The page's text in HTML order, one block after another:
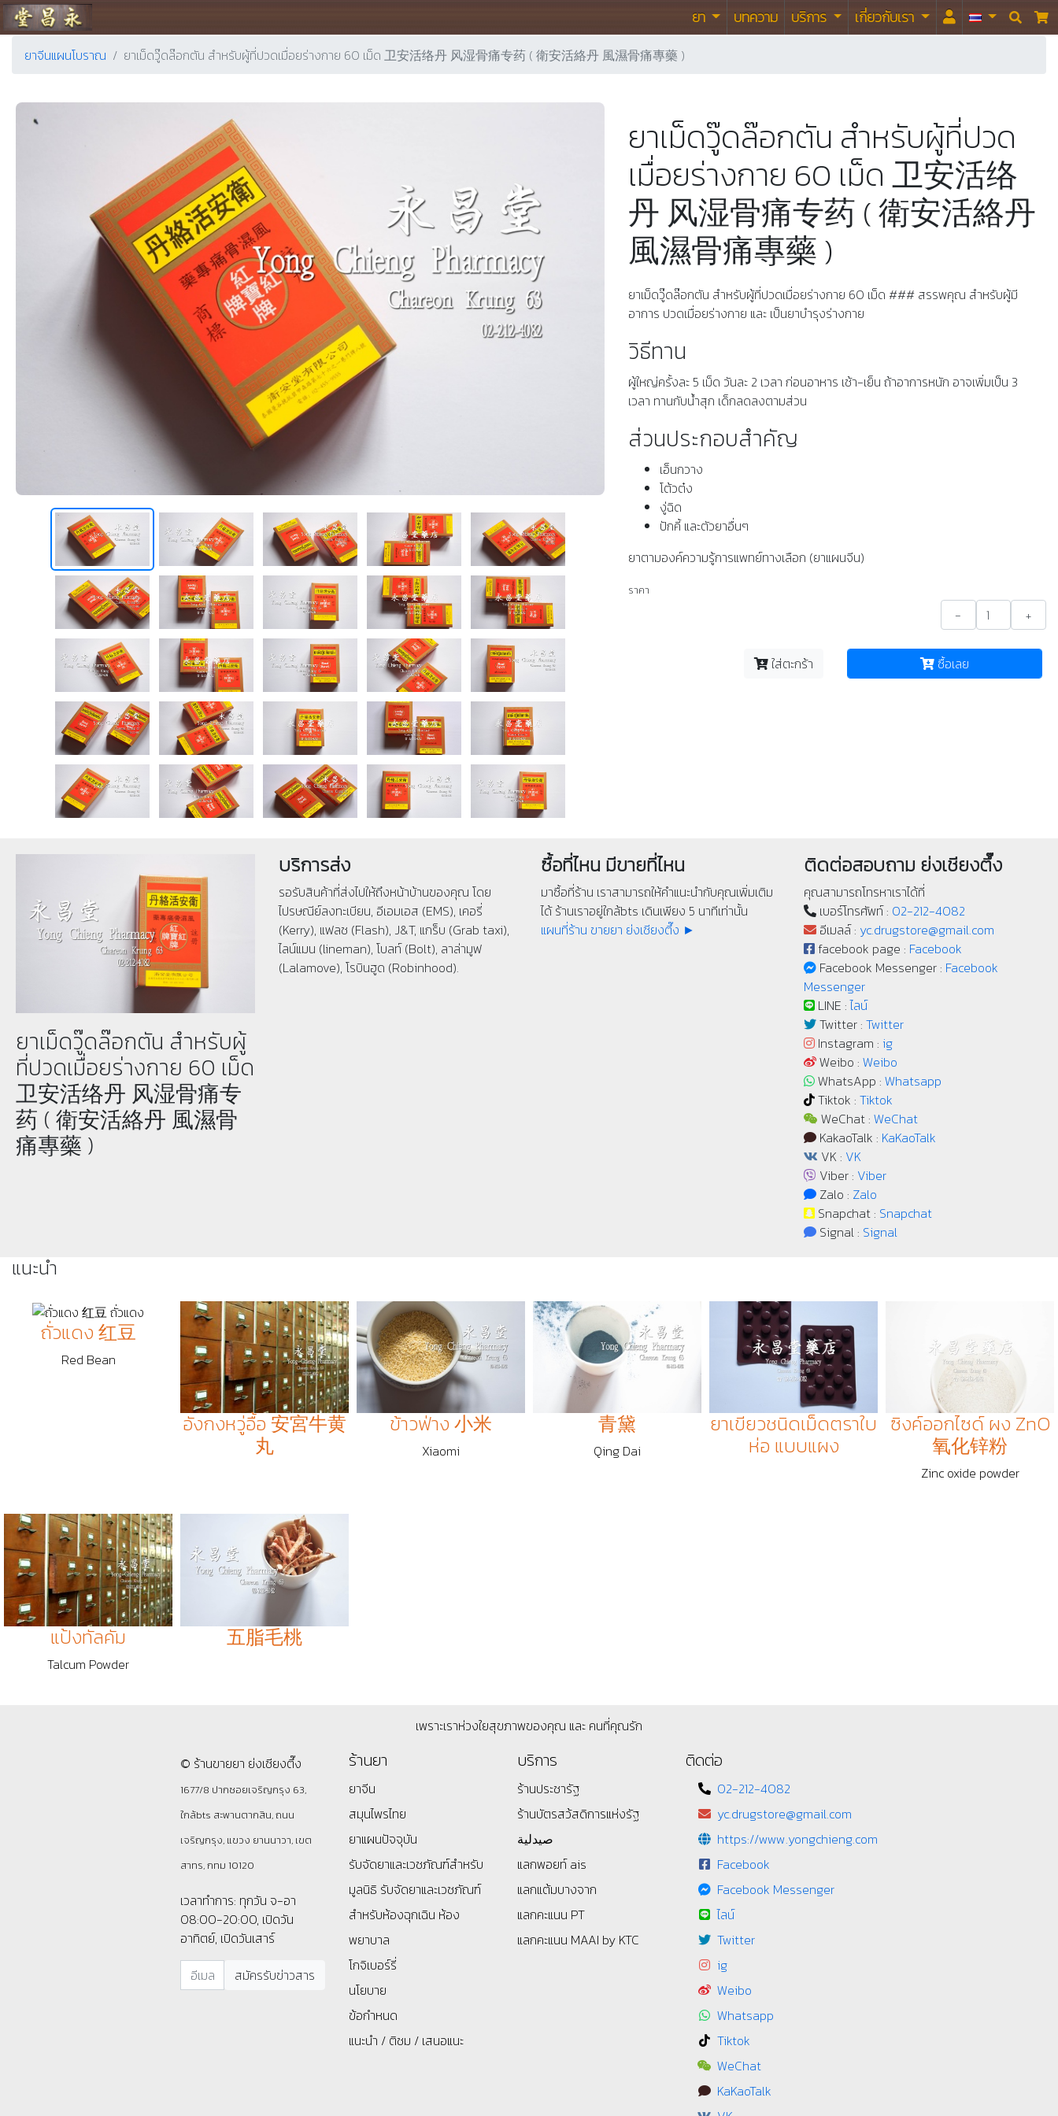
ร้านขายยา ย่งเชียงตึ๊ง ยา บทความ บริการ เกี่ยวกับเรา  
ยาจีนแผนโบราณ ยาเม็ดวู๊ดล๊อกตัน สำหรับผู้ที่ปวดเมื่อยร่างกาย 60 เม็ด 卫安活络丹 风湿骨痛专药 ( 衛安活絡丹 風濕骨痛專藥 )
ยาเม็ดวู๊ดล๊อกตัน สำหรับผู้ที่ปวด
เมื่อยร่างกาย 60 เม็ด 卫安活络
丹 风湿骨痛专药 ( 衛安活絡丹
風濕骨痛專藥 )
ยาเม็ดวู๊ดล๊อกตัน สำหรับผู้ที่ปวดเมื่อยร่างกาย 60 เม็ด ### สรรพคุณ สำหรับผู้มี
อาการ ปวดเมื่อยร่างกาย และ เป็นยาบำรุงร่างกาย
วิธีทาน
ผู้ใหญ่ครั้งละ 5 เม็ด วันละ 2 เวลา ก่อนอาหาร เช้า-เย็น ถ้าอาการหนัก อาจเพิ่มเป็น 3
เวลา ทานกับน้ำสุก เด็กลดลงตามส่วน
ส่วนประกอบสำคัญ
เอ็นกวาง
โต้วต๋ง
งู่ฉิด
ปักคี้ และตัวยาอื่นๆ
ยาตามองค์ความรู้การแพทย์ทางเลือก (ยาแผนจีน)
ราคา
- +
ใส่ตะกร้า ซื้อเลย
ยาเม็ดวู๊ดล๊อกตัน สำหรับผู้
ที่ปวดเมื่อยร่างกาย 60 เม็ด
卫安活络丹 风湿骨痛专
药 ( 衛安活絡丹 風濕骨
痛專藥 )
บริการส่ง
รอรับสินค้าที่ส่งไปให้ถึงหน้าบ้านของคุณ โดย
ไปรษณีย์ลงทะเบียน, อีเอมเอส (EMS), เคอรี่
(Kerry), แฟลช (Flash), J&T, แกร็บ (Grab taxi),
ไลน์แมน (lineman), โบลท์ (Bolt), ลาล่ามูฟ
(Lalamove), โรบินฮูด (Robinhood).
ซื้อที่ไหน มีขายที่ไหน
มาซื้อที่ร้าน เราสามารถให้คำแนะนำกับคุณเพิ่มเติม
ได้ ร้านเราอยู่ใกล้bts เดินเพียง 5 นาทีเท่านั้น
แผนที่ร้าน ขายยา ย่งเชียงตึ๊ง ►
ติดต่อสอบถาม ย่งเชียงตึ๊ง
คุณสามารถโทรหาเราได้ที่
เบอร์โทรศัพท์ : 02-212-4082
อีเมลล์ : yc.drugstore@gmail.com
facebook page : Facebook
Facebook Messenger : Facebook
Messenger
LINE :ไลน์
Twitter : Twitter
Instagram : ig
Weibo : Weibo
WhatsApp : Whatsapp
Tiktok : Tiktok
WeChat : WeChat
KakaoTalk : KaKaoTalk
VK : VK
Viber : Viber
Zalo : Zalo
Snapchat : Snapchat
Signal : Signal
แนะนำ
ถั่วแดง 红豆
Red Bean
อังกงหวู่อื้อ 安宮牛黄
丸
ข้าวฟ่าง 小米
Xiaomi
青黛
Qing Dai
ยาเขียวชนิดเม็ดตราใบ
ห่อ แบบแผง
ซิงค์ออกไซด์ ผง ZnO
氧化锌粉
Zinc oxide powder
แป้งทัลคัม
Talcum Powder
五脂毛桃
เพราะเราห่วงใยสุขภาพของคุณ และ คนที่คุณรัก
© ร้านขายยา ย่งเชียงตึ๊ง
1677/8 ปากซอยเจริญกรุง 63,
ใกล้bts สะพานตากสิน, ถนน
เจริญกรุง, แขวง ยานนาวา, เขต
สาทร, กทม 10120
เวลาทำการ: ทุกวัน จ-อา
08:00-20:00, เปิดวัน
อาทิตย์, เปิดวันเสาร์
ร้านยา
ยาจีน
สมุนไพรไทย
ยาแผนปัจจุบัน
รับจัดยาและเวชภัณฑ์สำหรับ
มูลนิธิ รับจัดยาและเวชภัณฑ์
สำหรับห้องฉุกเฉิน ห้อง
พยาบาล
โกจิเบอร์รี่
นโยบาย
ข้อกำหนด
แนะนำ / ติชม / เสนอแนะ
บริการ
ร้านประชารัฐ
ร้านบัตรสว้สดิการแห่งรัฐ
صيدلية
แลกพอยท์ ais
แลกแต้มบางจาก
แลกคะแนน PT
แลกคะแนน MAAI by KTC
ติดต่อ
02-212-4082
yc.drugstore@gmail.com
https://www.yongchieng.com
Facebook
Facebook Messenger
ไลน์
Twitter
ig
Weibo
Whatsapp
Tiktok
WeChat
KaKaoTalk